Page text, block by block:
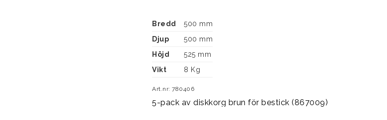
Bredd
500 mm
Djup
500 mm
Höjd
525 mm
Vikt
8 Kg
Art.nr: 780406
5-pack av diskkorg brun för bestick (867009)